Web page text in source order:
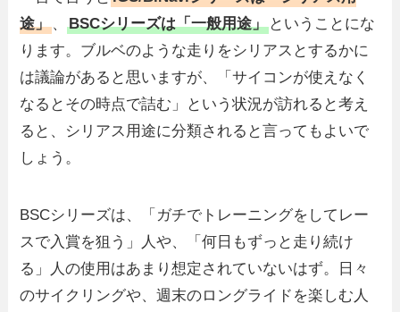
途」、BSCシリーズは「一般用途」 ということにな
ります。ブルベのような走りをシリアスとするかに
は議論があると思いますが、「サイコンが使えなく
なるとその時点で詰む」という状況が訪れると考え
ると、シリアス用途に分類されると言ってもよいで
しょう。
BSCシリーズは、「ガチでトレーニングをしてレー
スで入賞を狙う」人や、「何日もずっと走り続け
る」人の使用はあまり想定されていないはず。日々
のサイクリングや、週末のロングライドを楽しむ人